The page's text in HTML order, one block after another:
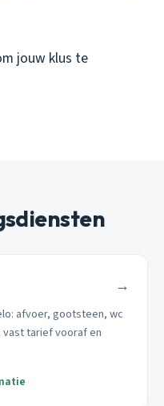
jouw klus te
→
afvoer, gootsteen, wc
vast tarief vooraf en